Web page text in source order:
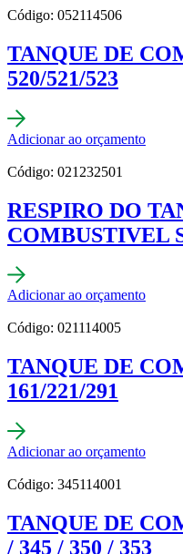
Código: 052114506
TANQUE DE
520/521/523
Adicionar ao orçamento
Código: 021232501
RESPIRO DO
COMBUSTIVEL
Adicionar ao orçamento
Código: 021114005
TANQUE DE
161/221/291
Adicionar ao orçamento
Código: 345114001
TANQUE DE
/ 345 / 350 / 353